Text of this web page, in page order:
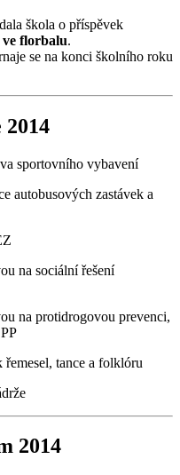
škola o příspěvek
florbalu.
se na konci školního roku
sportovního vybavení
autobusových zastávek a
na sociální řešení
na protidrogovou prevenci,
tance a folklóru
2014